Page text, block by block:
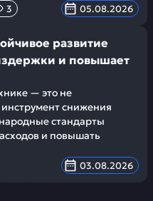
3 05.08.2026
развитие
и повышает
— это не
снижения
стандарты
и повышать
03.08.2026